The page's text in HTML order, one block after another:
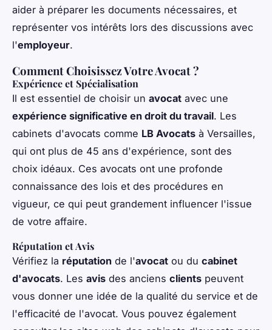
aider à préparer les documents nécessaires, et
représenter vos intérêts lors des discussions avec
l'employeur.
Comment Choisissez Votre Avocat ?
Expérience et Spécialisation
Il est essentiel de choisir un avocat avec une
expérience significative en droit du travail. Les
cabinets d'avocats comme LB Avocats à Versailles,
qui ont plus de 45 ans d'expérience, sont des
choix idéaux. Ces avocats ont une profonde
connaissance des lois et des procédures en
vigueur, ce qui peut grandement influencer l'issue
de votre affaire.
Réputation et Avis
Vérifiez la réputation de l'avocat ou du cabinet
d'avocats. Les avis des anciens clients peuvent
vous donner une idée de la qualité du service et de
l'efficacité de l'avocat. Vous pouvez également